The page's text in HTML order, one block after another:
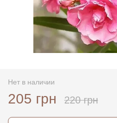
Нет в наличии
205 грн 220 грн